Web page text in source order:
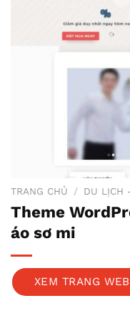
TRANG CHỦ / DU LỊCH
Theme
áo sơ mi
XEM TRANG